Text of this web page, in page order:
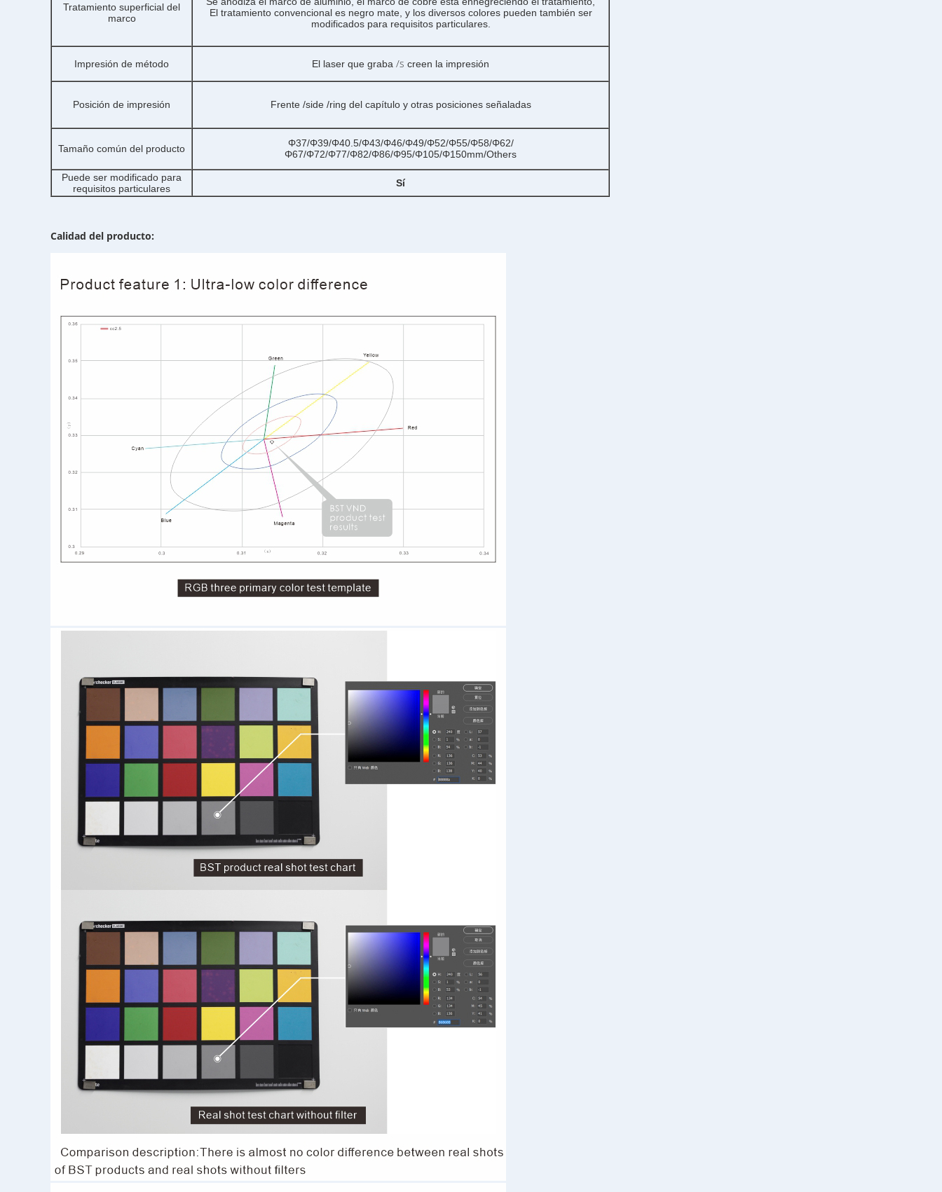
Tratamiento superficial del
marco
El tratamiento convencional es negro mate, y los diversos colores pueden también ser
modificados para requisitos particulares.
Impresión de método El laser que graba /s creen la impresión
Posición de impresión Frente /side /ring del capítulo y otras posiciones señaladas
Tamaño común del producto
Φ37/Φ39/Φ40.5/Φ43/Φ46/Φ49/Φ52/Φ55/Φ58/Φ62/
Φ67/Φ72/Φ77/Φ82/Φ86/Φ95/Φ105/Φ150mm/Others
Puede ser modificado para
requisitos particulares
Sí
Calidad del producto: